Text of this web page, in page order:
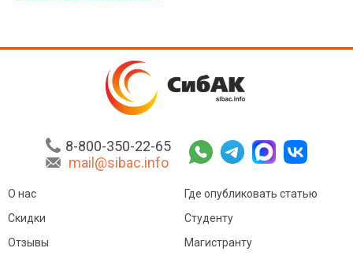
8-800-350-22-65
mail@sibac.info
О нас
Скидки
Отзывы
Где опубликовать статью
Студенту
Магистранту